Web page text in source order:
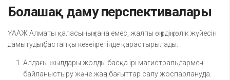
Болашақ даму перспективалары
ҮААЖ Алматы қаласының ғана емес, жалпы өңірдің көлік жүйесін
дамытудың бастапқы кезеңі ретінде қарастырылады.
Алдағы жылдары жолды басқа ірі магистральдармен
байланыстыру және жаңа бағыттар салу жоспарлануда.